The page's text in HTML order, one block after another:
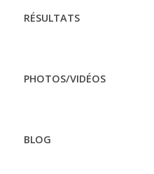
RÉSULTATS
PHOTOS/VIDÉOS
BLOG